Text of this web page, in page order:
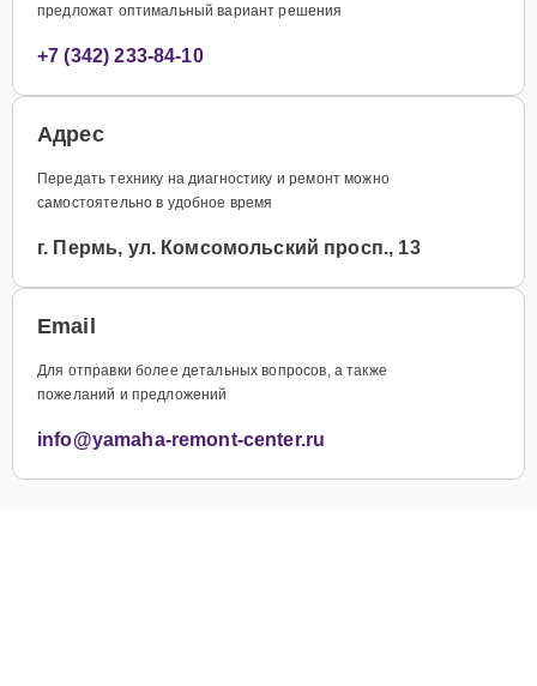
предложат оптимальный вариант решения
+7 (342) 233-84-10
Адрес
Передать технику на диагностику и ремонт можно
самостоятельно в удобное время
г. Пермь, ул. Комсомольский просп., 13
Email
Для отправки более детальных вопросов, а также
пожеланий и предложений
info@yamaha-remont-center.ru